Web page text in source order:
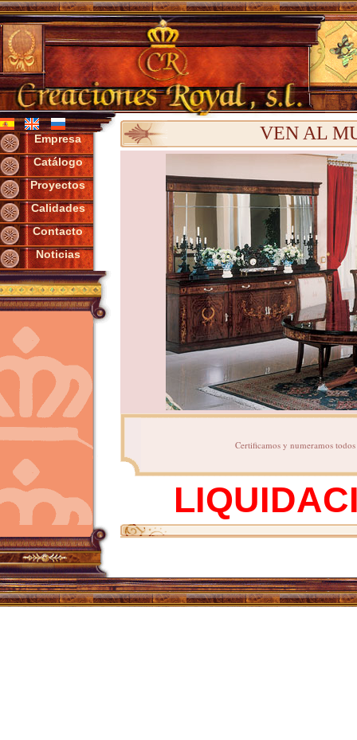
Empresa
Catálogo
Proyectos
Calidades
Contacto
Noticias
VEN AL
Certificamos y numeramos